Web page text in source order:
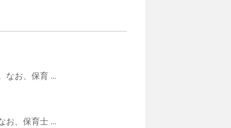
なお、保育 ...
お、保育士 ...